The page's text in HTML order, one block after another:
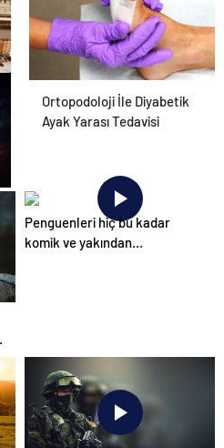
Ortopodoloji İle Diyabetik
Ayak Yarası Tedavisi
Penguenleri hiç bu kadar
komik ve yakından